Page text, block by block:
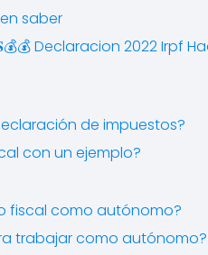
saber
Declaracion 2022 Irpf
de impuestos?
con un ejemplo?
fiscal como autónomo?
trabajar como autónomo?